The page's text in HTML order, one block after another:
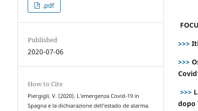
.pdf
Published
2020-07-06
How to Cite
Piergigli, V. (2020). L’emergenza Covid-19 in
Spagna e la dichiarazione dell’estado de alarma.
>>>
>>>
>>>
dopo